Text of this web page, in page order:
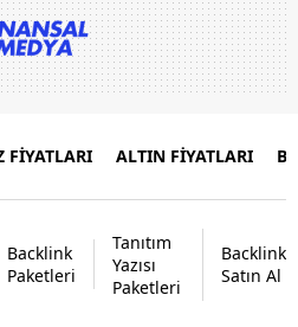
FİYATLARI ALTIN FİYATLARI
Backlink
Paketleri
Tanıtım
Yazısı
Paketleri
Backlink
Satın Al